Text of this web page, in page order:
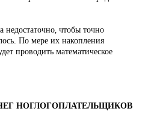
чтобы точно
По мере их накопления
проводить математическое
НОГЛОГОПЛАТЕЛЬЩИКОВ